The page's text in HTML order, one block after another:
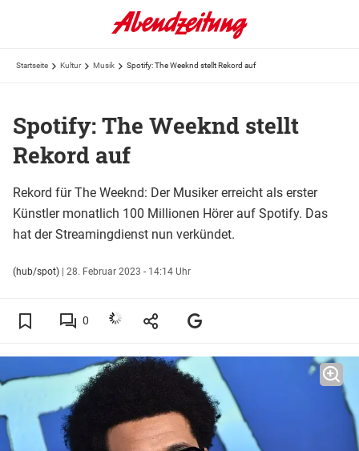
Startseite Kultur Musik Spotify: The Weeknd stellt Rekord auf
Spotify: The Weeknd stellt
Rekord auf
Rekord für The Weeknd: Der Musiker erreicht als erster
Künstler monatlich 100 Millionen Hörer auf Spotify. Das
hat der Streamingdienst nun verkündet.
(hub/spot) | 28. Februar 2023 - 14:14 Uhr
0